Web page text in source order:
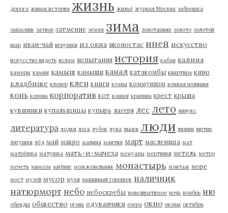
дорога живая история жизнь жильё журнал Москва заброшка
запасник затвор затмение земля зима золотарник золото золотой
шар иван-чай игрушки из окна иконостас иней искусство
искусство видеть ислам испытания история кабан калина
камеры камни камыш камыши канал катакомбы квартира кино
кладбище клевер клен книги козлы коммунизм конная полиция
конь корова корпоратив кот кошки крапива крест крыша
кувшинки купальщицы купырь лагеря лес лето линукс
литература лодки лось лубок луна лыжи люди люпин лютик
лягушки лёд май макро малина мантия март масленица мат
матрёшка матушка мать-и-мачеха мемуары мертвяки метель метро
мечеть мимоза митинг можжевельник монастырь монтаж море
мост музей мусор мухи мышиный горошек наличник
натюрморт небо небоскребы невозвратимое ночь ноябрь ню
обряды общество огонь одуванчики озеро окно окопы октябрь